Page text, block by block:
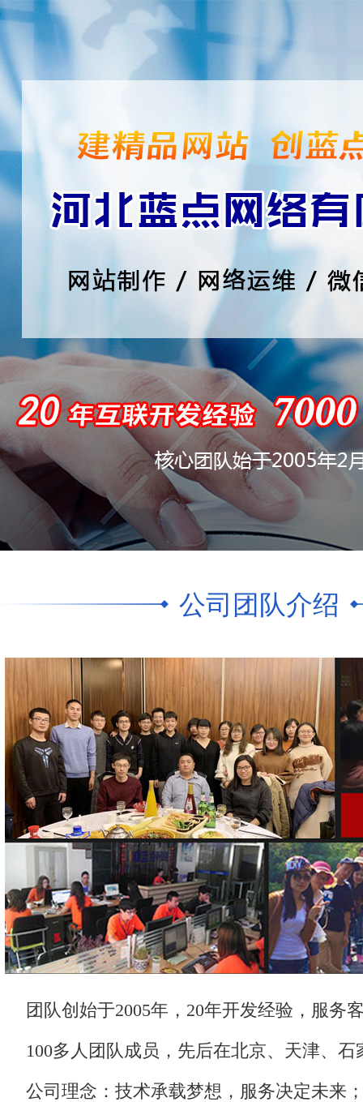
公司团队介绍
团队创始于2005年，20年开发经验，服务
100多人团队成员，先后在北京、天津、
公司理念：技术承载梦想，服务决定未来